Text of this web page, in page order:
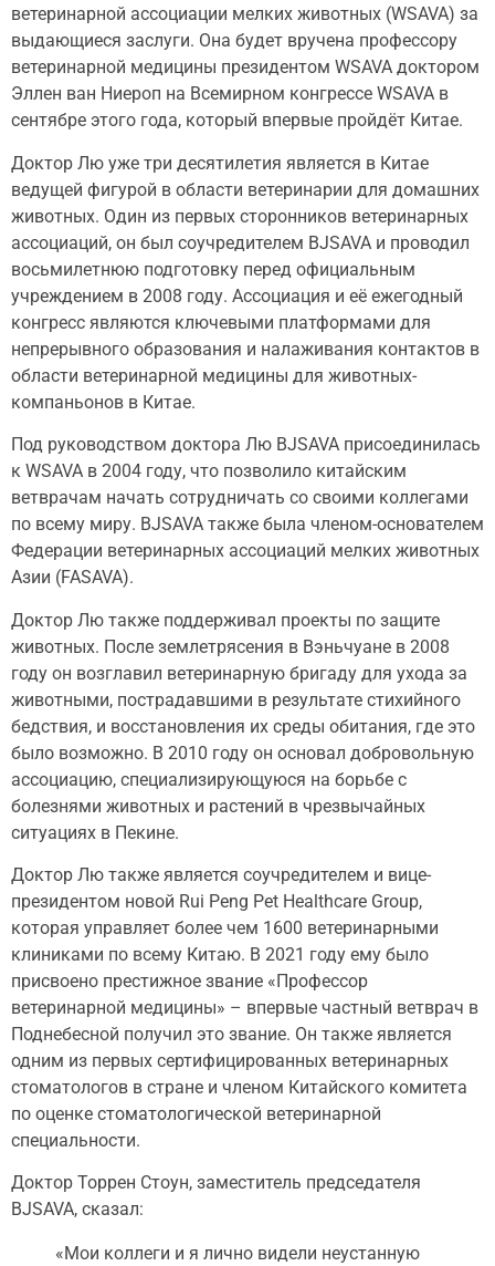
ветеринарной ассоциации мелких животных (WSAVA) за
выдающиеся заслуги. Она будет вручена профессору
ветеринарной медицины президентом WSAVA доктором
Эллен ван Ниероп на Всемирном конгрессе WSAVA в
сентябре этого года, который впервые пройдёт Китае.
Доктор Лю уже три десятилетия является в Китае
ведущей фигурой в области ветеринарии для домашних
животных. Один из первых сторонников ветеринарных
ассоциаций, он был соучредителем BJSAVA и проводил
восьмилетнюю подготовку перед официальным
учреждением в 2008 году. Ассоциация и её ежегодный
конгресс являются ключевыми платформами для
непрерывного образования и налаживания контактов в
области ветеринарной медицины для животных-
компаньонов в Китае.
Под руководством доктора Лю BJSAVA присоединилась
к WSAVA в 2004 году, что позволило китайским
ветврачам начать сотрудничать со своими коллегами
по всему миру. BJSAVA также была членом-основателем
Федерации ветеринарных ассоциаций мелких животных
Азии (FASAVA).
Доктор Лю также поддерживал проекты по защите
животных. После землетрясения в Вэньчуане в 2008
году он возглавил ветеринарную бригаду для ухода за
животными, пострадавшими в результате стихийного
бедствия, и восстановления их среды обитания, где это
было возможно. В 2010 году он основал добровольную
ассоциацию, специализирующуюся на борьбе с
болезнями животных и растений в чрезвычайных
ситуациях в Пекине.
Доктор Лю также является соучредителем и вице-
президентом новой Rui Peng Pet Healthcare Group,
которая управляет более чем 1600 ветеринарными
клиниками по всему Китаю. В 2021 году ему было
присвоено престижное звание «Профессор
ветеринарной медицины» – впервые частный ветврач в
Поднебесной получил это звание. Он также является
одним из первых сертифицированных ветеринарных
стоматологов в стране и членом Китайского комитета
по оценке стоматологической ветеринарной
специальности.
Доктор Торрен Стоун, заместитель председателя
BJSAVA, сказал:
«Мои коллеги и я лично видели неустанную